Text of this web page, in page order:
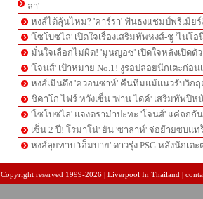
ล่า'
หงส์ได้ลุ้นไหม? 'คาร์รา' ฟันธงแชมป์พรีเมีย
'โซโบซไล' เปิดใจเรื่องเสริมทัพหงส์-ชู 'ไนโ
มั่นใจเลือกไม่ผิด! 'มูนญอซ' เปิดใจหลังเปิดตั
'โจนส์' เป้าหมาย No.1! งูรอปล่อยนักเตะก่อ
หงส์เมินดึง 'ควอนซาห์' คืนทีมแม้แนวรับวิก
ชิคาโก ไฟร์ หวังเซ็น 'ฟาน ไดค์' เสริมทัพปีห
'โซโบซไล' แจงดราม่าปะทะ 'โจนส์' แค่ถกกั
เซ็น 2 ปี! โรมาโน่' ยัน 'ซาลาห์' จ่อย้ายซบแ
หงส์ลุยทาบ 'เอ็มบาย' ดาวรุ่ง PSG หลังนักเต
Copyright reserved 1999-2026 | Liverpool In Thailand |